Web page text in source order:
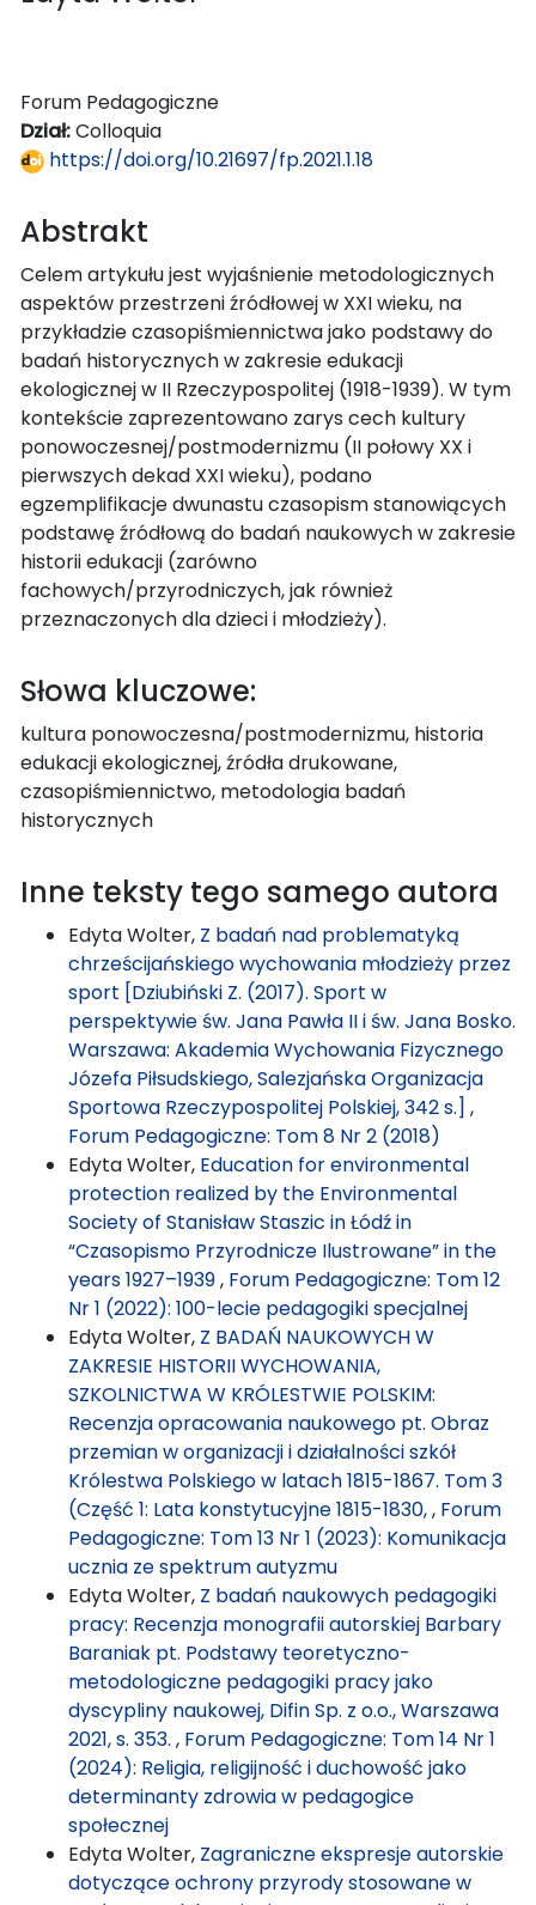
Forum Pedagogiczne
Dział:Colloquia
https://doi.org/10.21697/fp.2021.1.18
Abstrakt
Celem artykułu jest wyjaśnienie metodologicznych
aspektów przestrzeni źródłowej w XXI wieku, na
przykładzie czasopiśmiennictwa jako podstawy do
badań historycznych w zakresie edukacji
ekologicznej w II Rzeczypospolitej (1918-1939). W tym
kontekście zaprezentowano zarys cech kultury
ponowoczesnej/postmodernizmu (II połowy XX i
pierwszych dekad XXI wieku), podano
egzemplifikacje dwunastu czasopism stanowiących
podstawę źródłową do badań naukowych w zakresie
historii edukacji (zarówno
fachowych/przyrodniczych, jak również
przeznaczonych dla dzieci i młodzieży).
Słowa kluczowe:
kultura ponowoczesna/postmodernizmu, historia
edukacji ekologicznej, źródła drukowane,
czasopiśmiennictwo, metodologia badań
historycznych
Inne teksty tego samego autora
Edyta Wolter, Z badań nad problematyką
chrześcijańskiego wychowania młodzieży przez
sport [Dziubiński Z. (2017). Sport w
perspektywie św. Jana Pawła II i św. Jana Bosko.
Warszawa: Akademia Wychowania Fizycznego
Józefa Piłsudskiego, Salezjańska Organizacja
Sportowa Rzeczypospolitej Polskiej, 342 s.] ,
Forum Pedagogiczne: Tom 8 Nr 2 (2018)
Edyta Wolter, Education for environmental
protection realized by the Environmental
Society of Stanisław Staszic in Łódź in
“Czasopismo Przyrodnicze Ilustrowane” in the
years 1927–1939, Forum Pedagogiczne: Tom 12
Nr 1 (2022): 100-lecie pedagogiki specjalnej
Edyta Wolter, Z BADAŃ NAUKOWYCH W
ZAKRESIE HISTORII WYCHOWANIA,
SZKOLNICTWA W KRÓLESTWIE POLSKIM:
Recenzja opracowania naukowego pt. Obraz
przemian w organizacji i działalności szkół
Królestwa Polskiego w latach 1815-1867. Tom 3
(Część 1: Lata konstytucyjne 1815-1830,, Forum
Pedagogiczne: Tom 13 Nr 1 (2023): Komunikacja
ucznia ze spektrum autyzmu
Edyta Wolter, Z badań naukowych pedagogiki
pracy: Recenzja monografii autorskiej Barbary
Baraniak pt. Podstawy teoretyczno-
metodologiczne pedagogiki pracy jako
dyscypliny naukowej, Difin Sp. z o.o., Warszawa
2021, s. 353. , Forum Pedagogiczne: Tom 14 Nr 1
(2024): Religia, religijność i duchowość jako
determinanty zdrowia w pedagogice
społecznej
Edyta Wolter, Zagraniczne ekspresje autorskie
dotyczące ochrony przyrody stosowane w